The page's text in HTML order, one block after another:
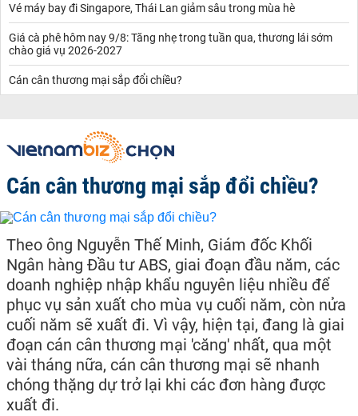
Vé máy bay đi Singapore, Thái Lan giảm sâu trong mùa hè
Giá cà phê hôm nay 9/8: Tăng nhẹ trong tuần qua, thương lái sớm
chào giá vụ 2026-2027
Cán cân thương mại sắp đổi chiều?
Cán cân thương mại sắp đổi chiều?
Theo ông Nguyễn Thế Minh, Giám đốc Khối
Ngân hàng Đầu tư ABS, giai đoạn đầu năm, các
doanh nghiệp nhập khẩu nguyên liệu nhiều để
phục vụ sản xuất cho mùa vụ cuối năm, còn nửa
cuối năm sẽ xuất đi. Vì vậy, hiện tại, đang là giai
đoạn cán cân thương mại 'căng' nhất, qua một
vài tháng nữa, cán cân thương mại sẽ nhanh
chóng thặng dự trở lại khi các đơn hàng được
xuất đi.